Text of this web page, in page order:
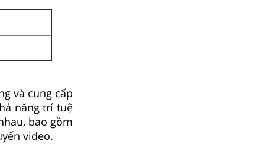
và cung cấp
năng trí tuệ
bao gồm
video.